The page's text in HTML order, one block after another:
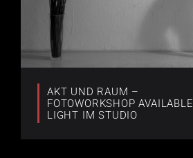
AKT UND RAUM –
FOTOWORKSHOP AVAILABLE
LIGHT IM STUDIO